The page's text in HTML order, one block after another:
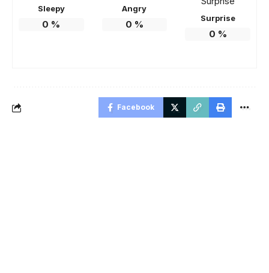
Sleepy
0 %
Angry
0 %
Surprise
0 %
Facebook